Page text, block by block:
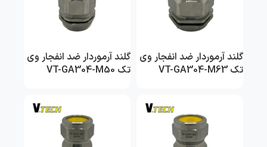
گلند آرموردار ضد انفجار وی
تک VT-GA304-M63
گلند آرموردار ضد انفجار وی
تک VT-GA304-M50